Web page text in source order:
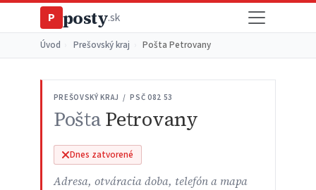
P posty.sk
Úvod Prešovský kraj Pošta Petrovany
PREŠOVSKÝ KRAJ / PSČ 082 53
PoštaPetrovany
Dnes zatvorené
Adresa, otváracia doba, telefón a mapa